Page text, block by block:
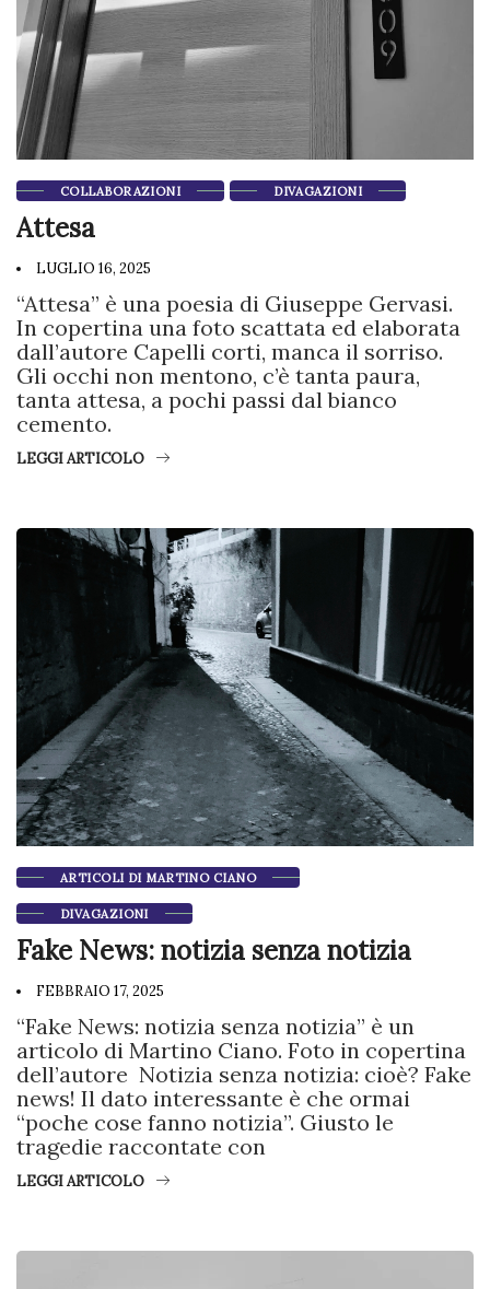
COLLABORAZIONI DIVAGAZIONI
Attesa
LUGLIO 16, 2025
“Attesa” è una poesia di Giuseppe Gervasi.
In copertina una foto scattata ed elaborata
dall’autore Capelli corti, manca il sorriso.
Gli occhi non mentono, c’è tanta paura,
tanta attesa, a pochi passi dal bianco
cemento.
LEGGI ARTICOLO
ARTICOLI DI MARTINO CIANO
DIVAGAZIONI
Fake News: notizia senza notizia
FEBBRAIO 17, 2025
“Fake News: notizia senza notizia” è un
articolo di Martino Ciano. Foto in copertina
dell’autore Notizia senza notizia: cioè? Fake
news! Il dato interessante è che ormai
“poche cose fanno notizia”. Giusto le
tragedie raccontate con
LEGGI ARTICOLO